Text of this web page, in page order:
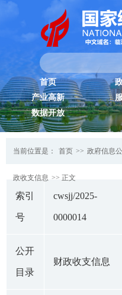
首页
产业高新
数据开放
当前位置是： 首页 >> 政府信息
政收支信息 >> 正文
索引
号
cwsjj/2025-
0000014
公开
目录
财政收支信息